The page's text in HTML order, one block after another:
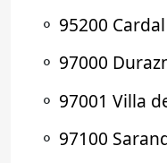
⚬ 95200 Cardal
⚬ 97000
⚬ 97001 Villa
⚬ 97100